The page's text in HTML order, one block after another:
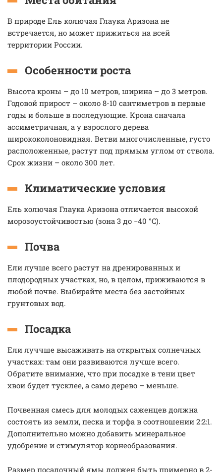
В природе Ель колючая Глаука Аризона не
встречается, но может прижиться на всей
территории России.
Особенности роста
Высота кроны – до 10 метров, ширина – до 3 метров.
Годовой прирост – около 8-10 сантиметров в первые
годы и больше в последующие. Крона сначала
ассиметричная, а у взрослого дерева
ширококолоновидная. Ветви многочисленные, густо
расположенные, растут под прямым углом от ствола.
Срок жизни – около 300 лет.
Климатические условия
Ель колючая Глаука Аризона отличается высокой
морозоустойчивостью (зона 3 до −40 °C).
Почва
Ели лучше всего растут на дренированных и
плодородных участках, но, в целом, приживаются в
любой почве. Выбирайте места без застойных
грунтовых вод.
Посадка
Ели луччше высаживать на открытых солнечных
участках: там они развиваются лучше всего.
Обратите внимание, что при посадке в тени цвет
хвои будет тусклее, а само дерево – меньше.
Почвенная смесь для молодых саженцев должна
состоять из земли, песка и торфа в соотношении 2:2:1.
Дополнительно можно добавить минеральное
удобрение и стимулятор корнеобразования.
Размер посадочный ямы должен быть примерно в 2-